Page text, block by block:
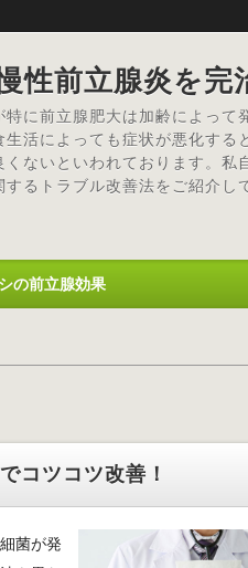
前立腺炎を完
に前立腺肥大は加齢によって
活によっても症状が悪化する
ないといわれております。私
るトラブル改善法をご紹介し
の前立腺効果
コツコツ改善！
菌が発